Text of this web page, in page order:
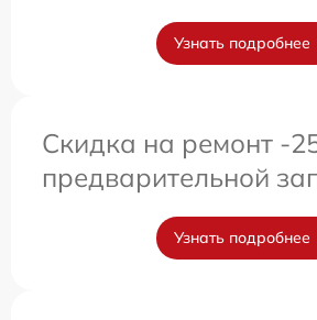
Узнать подробнее
Скидка на ремонт -
предварительной
Узнать подробнее